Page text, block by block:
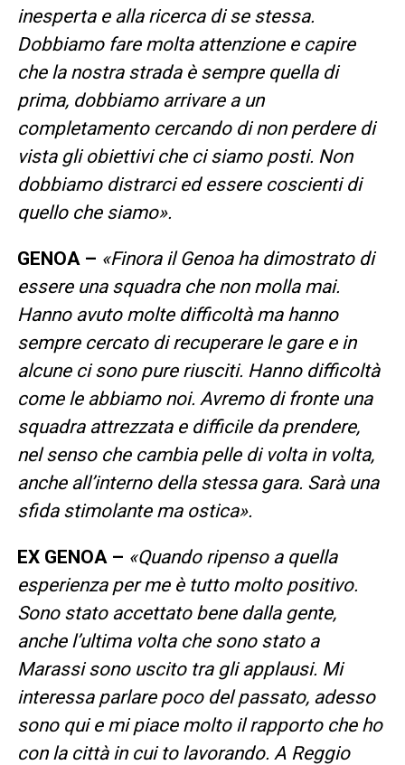
inesperta e alla ricerca di se stessa.
Dobbiamo fare molta attenzione e capire
che la nostra strada è sempre quella di
prima, dobbiamo arrivare a un
completamento cercando di non perdere di
vista gli obiettivi che ci siamo posti. Non
dobbiamo distrarci ed essere coscienti di
quello che siamo».
GENOA – «Finora il Genoa ha dimostrato di
essere una squadra che non molla mai.
Hanno avuto molte difficoltà ma hanno
sempre cercato di recuperare le gare e in
alcune ci sono pure riusciti. Hanno difficoltà
come le abbiamo noi. Avremo di fronte una
squadra attrezzata e difficile da prendere,
nel senso che cambia pelle di volta in volta,
anche all’interno della stessa gara. Sarà una
sfida stimolante ma ostica».
EX GENOA – «Quando ripenso a quella
esperienza per me è tutto molto positivo.
Sono stato accettato bene dalla gente,
anche l’ultima volta che sono stato a
Marassi sono uscito tra gli applausi. Mi
interessa parlare poco del passato, adesso
sono qui e mi piace molto il rapporto che ho
con la città in cui to lavorando. A Reggio